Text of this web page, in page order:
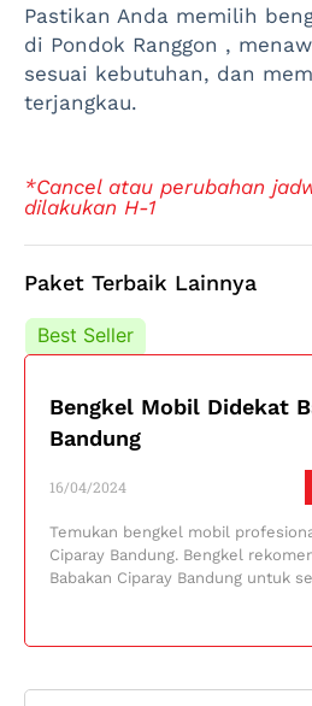
Pastikan Anda memilih
di Pondok Ranggon ,
sesuai kebutuhan, dan
terjangkau.
*Cancel atau perubahan
dilakukan H-1
Paket Terbaik Lainnya
Best Seller
Bengkel Mobil Didekat
Bandung
16/04/2024
Temukan bengkel mobil
Ciparay Bandung. Bengkel
Babakan Ciparay Bandung untuk
Best Seller